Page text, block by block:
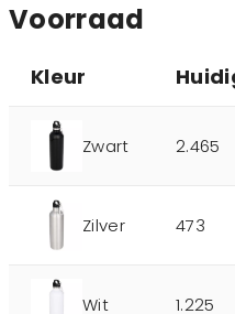
Voorraad
Kleur
Zwart 2.465
Zilver 473
Wit 1.225